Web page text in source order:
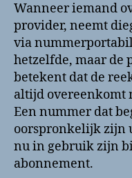
Wanneer iemand
provider, neemt
via
hetzelfde, maar de
betekent dat de
altijd overeenkomt
Een nummer dat
oorspronkelijk zijn
nu in gebruik zijn
abonnement.